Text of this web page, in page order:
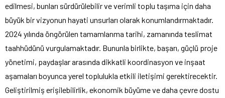
edilmesi, bunları sürdürülebilir ve verimli toplu taşıma için daha
büyük bir vizyonun hayati unsurları olarak konumlandırmaktadır.
2024 yılında öngörülen tamamlanma tarihi, zamanında teslimat
taahhüdünü vurgulamaktadır. Bununla birlikte, başarı, güçlü proje
yönetimi, paydaşlar arasında dikkatli koordinasyon ve inşaat
aşamaları boyunca yerel toplulukla etkili iletişimi gerektirecektir.
Geliştirilmiş erişilebilirlik, ekonomik büyüme ve daha çevre dostu